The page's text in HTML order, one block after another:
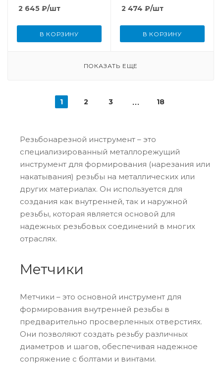
2 645 ₽/шт
В КОРЗИНУ
2 474 ₽/шт
В КОРЗИНУ
ПОКАЗАТЬ ЕЩЕ
1 2 3 18
Резьбонарезной инструмент – это
специализированный металлорежущий
инструмент для формирования (нарезания или
накатывания) резьбы на металлических или
других материалах. Он используется для
создания как внутренней, так и наружной
резьбы, которая является основой для
надежных резьбовых соединений в многих
отраслях.
Метчики
Метчики – это основной инструмент для
формирования внутренней резьбы в
предварительно просверленных отверстиях.
Они позволяют создать резьбу различных
диаметров и шагов, обеспечивая надежное
сопряжение с болтами и винтами.